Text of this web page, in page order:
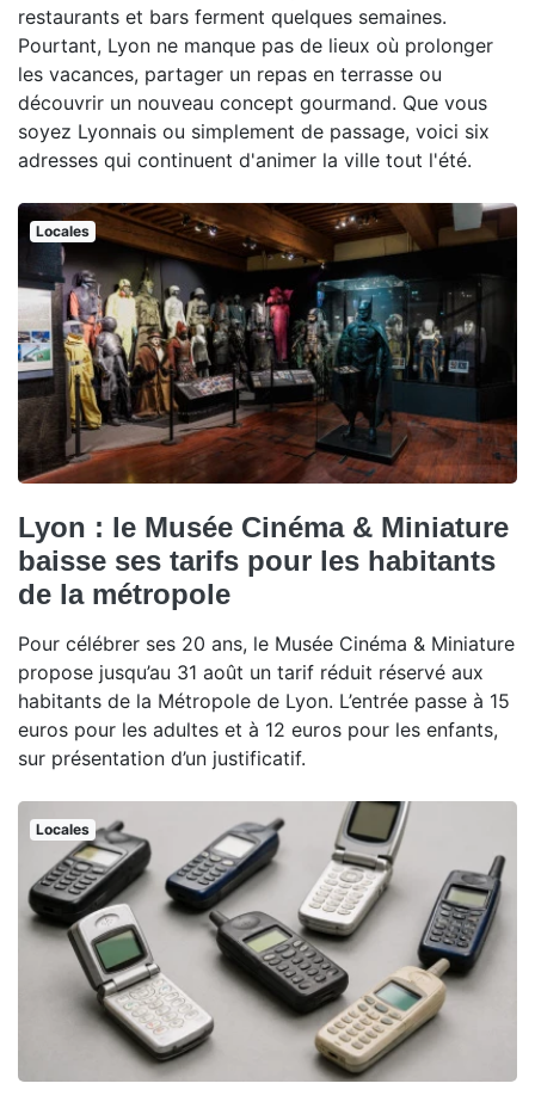
restaurants et bars ferment quelques semaines.
Pourtant, Lyon ne manque pas de lieux où prolonger
les vacances, partager un repas en terrasse ou
découvrir un nouveau concept gourmand. Que vous
soyez Lyonnais ou simplement de passage, voici six
adresses qui continuent d'animer la ville tout l'été.
Locales
Lyon : le Musée Cinéma & Miniature
baisse ses tarifs pour les habitants
de la métropole
Pour célébrer ses 20 ans, le Musée Cinéma & Miniature
propose jusqu’au 31 août un tarif réduit réservé aux
habitants de la Métropole de Lyon. L’entrée passe à 15
euros pour les adultes et à 12 euros pour les enfants,
sur présentation d’un justificatif.
Locales